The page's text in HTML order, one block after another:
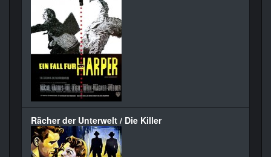
Rächer der Unterwelt / Die Killer